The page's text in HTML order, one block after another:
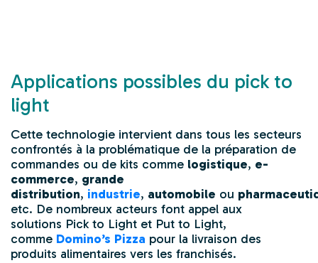
Applications possibles du pick to
light
Cette technologie intervient dans tous les secteurs
confrontés à la problématique de la préparation de
commandes ou de kits comme logistique, e-
commerce, grande
distribution, industrie, automobile ou
etc. De nombreux acteurs font appel aux
solutions Pick to Light et Put to Light,
comme Domino’s Pizza pour la livraison des
produits alimentaires vers les franchisés.